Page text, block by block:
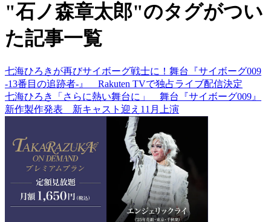
"石ノ森章太郎"のタグがつい
た記事一覧
七海ひろきが再びサイボーグ戦士に！舞台『サイボーグ009
-13番目の追跡者-』 Rakuten TVで独占ライブ配信決定
七海ひろき「さらに熱い舞台に」 舞台『サイボーグ009』
新作製作発表 新キャスト迎え11月上演